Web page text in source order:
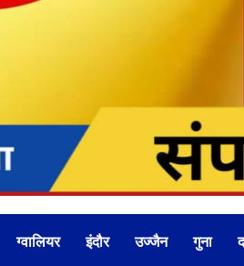
ग्वालियर इंदौर उज्जैन गुना